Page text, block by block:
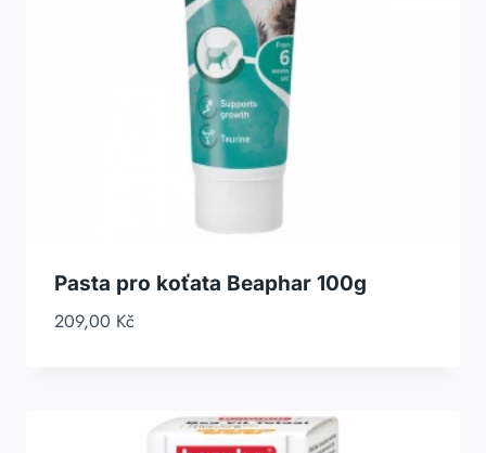
Pasta pro koťata Beaphar 100g
209,00 Kč